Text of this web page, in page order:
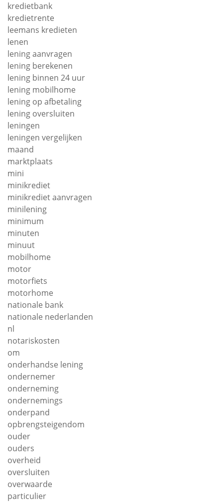
kredietbank
kredietrente
leemans kredieten
lenen
lening aanvragen
lening berekenen
lening binnen 24 uur
lening mobilhome
lening op afbetaling
lening oversluiten
leningen
leningen vergelijken
maand
marktplaats
mini
minikrediet
minikrediet aanvragen
minilening
minimum
minuten
minuut
mobilhome
motor
motorfiets
motorhome
nationale bank
nationale nederlanden
nl
notariskosten
om
onderhandse lening
ondernemer
onderneming
ondernemings
onderpand
opbrengsteigendom
ouder
ouders
overheid
oversluiten
overwaarde
particulier